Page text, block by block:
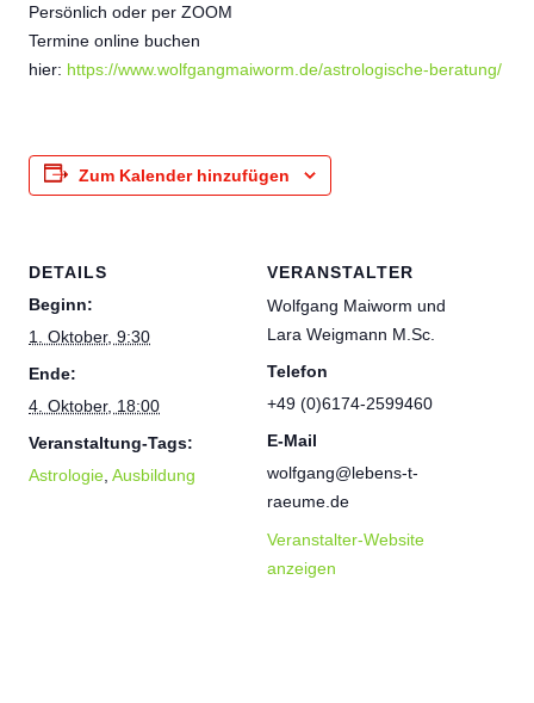
Persönlich oder per ZOOM
Termine online buchen
hier: https://www.wolfgangmaiworm.de/astrologische-beratung/
Zum Kalender hinzufügen
DETAILS
Beginn:
1. Oktober, 9:30
Ende:
4. Oktober, 18:00
Veranstaltung-Tags:
Astrologie Ausbildung
VERANSTALTER
Wolfgang Maiworm und
Lara Weigmann M.Sc.
Telefon
+49 (0)6174-2599460
E-Mail
wolfgang@lebens-t-
raeume.de
Veranstalter-Website
anzeigen